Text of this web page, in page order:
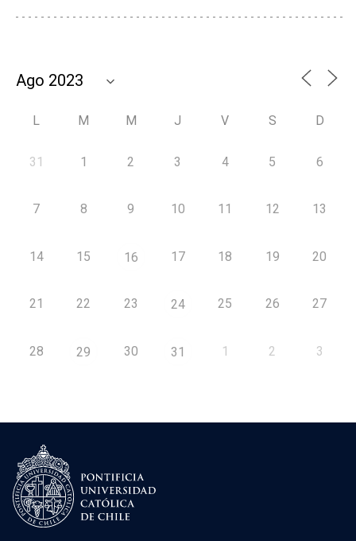
L M M J V S D
31 1 2 3 4 5 6
7 8 9 10 11 12 13
14 15 16 17 18 19 20
21 22 23 24 25 26 27
28 29 30 31 1 2 3